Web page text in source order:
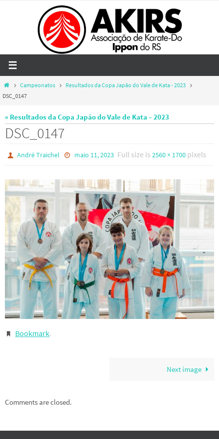
HomeCampeonatos
Resultados da Copa Japão do Vale de Kata - 2023
DSC_0147
« Resultados da Copa Japão do Vale de Kata – 2023
DSC_0147
André Traichel maio 11, 2023 Full size is 2560 × 1700pixels
Bookmark.
Next image
Comments are closed.